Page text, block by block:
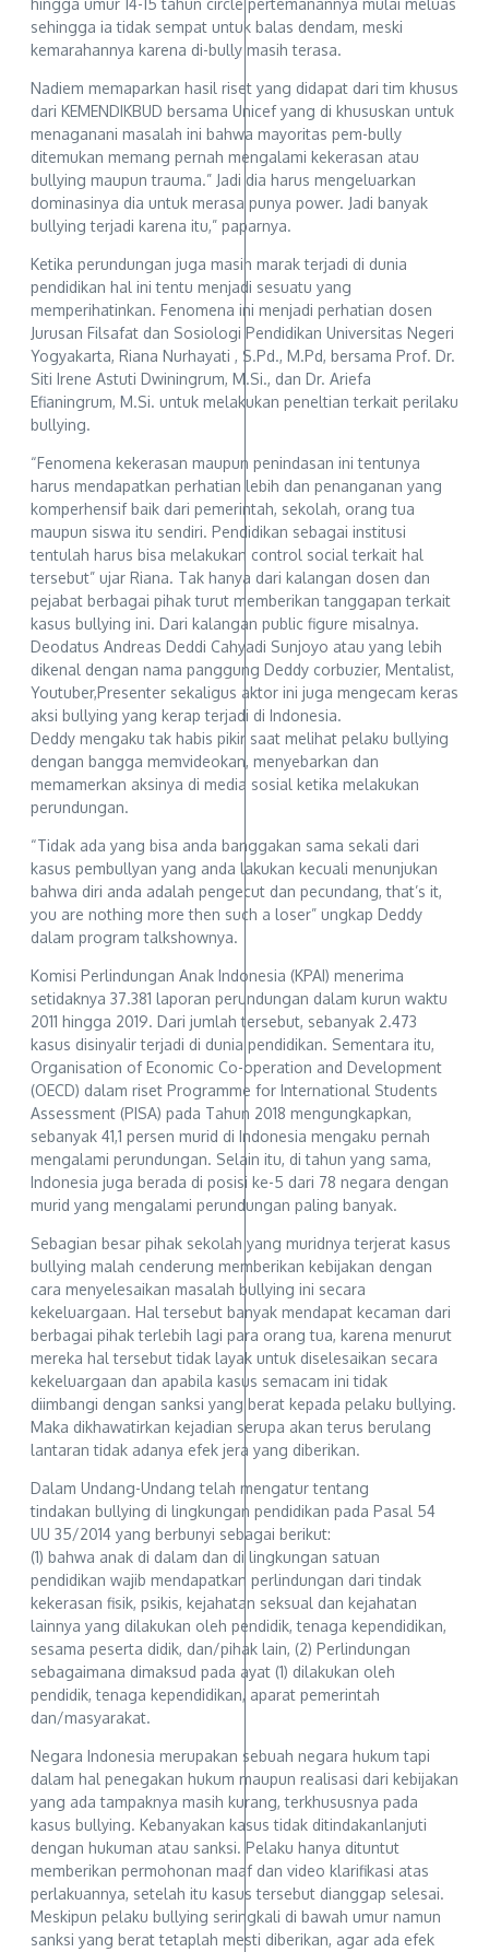
hingga umur 14-15 tahun circle pertemanannya mulai meluas
sehingga ia tidak sempat untuk balas dendam, meski
kemarahannya karena di-bully masih terasa.
Nadiem memaparkan hasil riset yang didapat dari tim khusus
dari KEMENDIKBUD bersama Unicef yang di khususkan untuk
menaganani masalah ini bahwa mayoritas pem-bully
ditemukan memang pernah mengalami kekerasan atau
bullying maupun trauma.” Jadi dia harus mengeluarkan
dominasinya dia untuk merasa punya power. Jadi banyak
bullying terjadi karena itu,” paparnya.
Ketika perundungan juga masih marak terjadi di dunia
pendidikan hal ini tentu menjadi sesuatu yang
memperihatinkan. Fenomena ini menjadi perhatian dosen
Jurusan Filsafat dan Sosiologi Pendidikan Universitas Negeri
Yogyakarta, Riana Nurhayati , S.Pd., M.Pd, bersama Prof. Dr.
Siti Irene Astuti Dwiningrum, M.Si., dan Dr. Ariefa
Efianingrum, M.Si. untuk melakukan peneltian terkait perilaku
bullying.
“Fenomena kekerasan maupun penindasan ini tentunya
harus mendapatkan perhatian lebih dan penanganan yang
komperhensif baik dari pemerintah, sekolah, orang tua
maupun siswa itu sendiri. Pendidikan sebagai institusi
tentulah harus bisa melakukan control social terkait hal
tersebut” ujar Riana. Tak hanya dari kalangan dosen dan
pejabat berbagai pihak turut memberikan tanggapan terkait
kasus bullying ini. Dari kalangan public figure misalnya.
Deodatus Andreas Deddi Cahyadi Sunjoyo atau yang lebih
dikenal dengan nama panggung Deddy corbuzier, Mentalist,
Youtuber,Presenter sekaligus aktor ini juga mengecam keras
aksi bullying yang kerap terjadi di Indonesia.
Deddy mengaku tak habis pikir saat melihat pelaku bullying
dengan bangga memvideokan, menyebarkan dan
memamerkan aksinya di media sosial ketika melakukan
perundungan.
“Tidak ada yang bisa anda banggakan sama sekali dari
kasus pembullyan yang anda lakukan kecuali menunjukan
bahwa diri anda adalah pengecut dan pecundang, that’s it,
you are nothing more then such a loser” ungkap Deddy
dalam program talkshownya.
Komisi Perlindungan Anak Indonesia (KPAI) menerima
setidaknya 37.381 laporan perundungan dalam kurun waktu
2011 hingga 2019. Dari jumlah tersebut, sebanyak 2.473
kasus disinyalir terjadi di dunia pendidikan. Sementara itu,
Organisation of Economic Co-operation and Development
(OECD) dalam riset Programme for International Students
Assessment (PISA) pada Tahun 2018 mengungkapkan,
sebanyak 41,1 persen murid di Indonesia mengaku pernah
mengalami perundungan. Selain itu, di tahun yang sama,
Indonesia juga berada di posisi ke-5 dari 78 negara dengan
murid yang mengalami perundungan paling banyak.
Sebagian besar pihak sekolah yang muridnya terjerat kasus
bullying malah cenderung memberikan kebijakan dengan
cara menyelesaikan masalah bullying ini secara
kekeluargaan. Hal tersebut banyak mendapat kecaman dari
berbagai pihak terlebih lagi para orang tua, karena menurut
mereka hal tersebut tidak layak untuk diselesaikan secara
kekeluargaan dan apabila kasus semacam ini tidak
diimbangi dengan sanksi yang berat kepada pelaku bullying.
Maka dikhawatirkan kejadian serupa akan terus berulang
lantaran tidak adanya efek jera yang diberikan.
Dalam Undang-Undang telah mengatur tentang
tindakan bullying di lingkungan pendidikan pada Pasal 54
UU 35/2014 yang berbunyi sebagai berikut:
(1) bahwa anak di dalam dan di lingkungan satuan
pendidikan wajib mendapatkan perlindungan dari tindak
kekerasan fisik, psikis, kejahatan seksual dan kejahatan
lainnya yang dilakukan oleh pendidik, tenaga kependidikan,
sesama peserta didik, dan/pihak lain, (2) Perlindungan
sebagaimana dimaksud pada ayat (1) dilakukan oleh
pendidik, tenaga kependidikan, aparat pemerintah
dan/masyarakat.
Negara Indonesia merupakan sebuah negara hukum tapi
dalam hal penegakan hukum maupun realisasi dari kebijakan
yang ada tampaknya masih kurang, terkhususnya pada
kasus bullying. Kebanyakan kasus tidak ditindakanlanjuti
dengan hukuman atau sanksi. Pelaku hanya dituntut
memberikan permohonan maaf dan video klarifikasi atas
perlakuannya, setelah itu kasus tersebut dianggap selesai.
Meskipun pelaku bullying seringkali di bawah umur namun
sanksi yang berat tetaplah mesti diberikan, agar ada efek